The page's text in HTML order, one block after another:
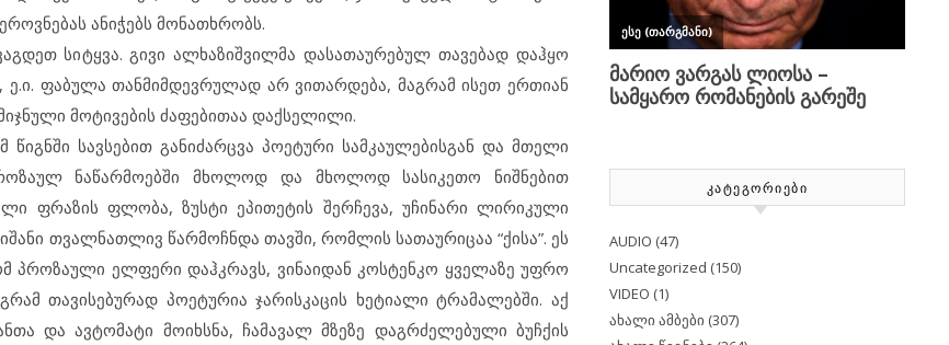
ანიჭებს მონათხრობს.
სიტყვა. გივი ალხაზიშვილმა დასათაურებულ თავებად დაჰყო
ფაბულა თანმიმდევრულად არ ვითარდება, მაგრამ ისეთ ერთიან
მოტივების ძაფებითაა დაქსელილი.
სავსებით განიძარცვა პოეტური სამკაულებისგან და მთელი
ნაწარმოებში მხოლოდ და მხოლოდ სასიკეთო ნიშნებით
ფრაზის ფლობა, ზუსტი ეპითეტის შერჩევა, უჩინარი ლირიკული
თვალნათლივ წარმოჩნდა თავში, რომლის სათაურიცაა “ქისა”. ეს
პროზაული ელფერი დაჰკრავს, ვინაიდან კოსტენკო ყველაზე უფრო
თავისებურად პოეტურია ჯარისკაცის ხეტიალი ტრამალებში. აქ
და ავტომატი მოიხსნა, ჩამავალ მზეზე დაგრძელებული ბუჩქის
ᲙᲐᲢᲔᲒᲝᲠᲘᲔᲑᲘ
AUDIO (47)
Uncategorized (150)
VIDEO (1)
ახალი ამბები (307)